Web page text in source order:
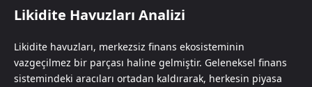
Likidite Havuzları Analizi
Likidite havuzları, merkezsiz finans ekosisteminin
vazgeçilmez bir parçası haline gelmiştir. Geleneksel finans
sistemindeki aracıları ortadan kaldırarak, herkesin piyasa